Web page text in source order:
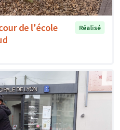
de l'école
Réalisé